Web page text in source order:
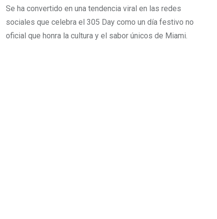
Se ha convertido en una tendencia viral en las redes
sociales que celebra el 305 Day como un día festivo no
oficial que honra la cultura y el sabor únicos de Miami.